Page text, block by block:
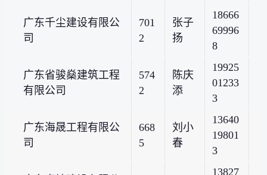
广东千尘建设有限公
司
701
2
张子
扬
18666
69996
8
广东省骏燊建筑工程
有限公司
574
2
陈庆
添
19925
01233
3
广东海晟工程有限公
司
668
5
刘小
春
13640
19801
3
13827